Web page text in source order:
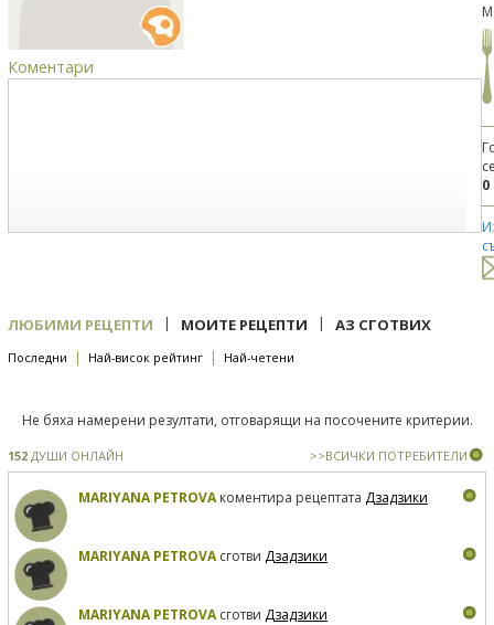
Коментари
0
ЛЮБИМИ РЕЦЕПТИ | МОИТЕ РЕЦЕПТИ | АЗ СГОТВИХ
Последни | Най-висок рейтинг | Най-четени
Не бяха намерени резултати, отговарящи на посочените критерии.
152 ДУШИ ОНЛАЙН >>ВСИЧКИ ПОТРЕБИТЕЛИ
MARIYANA PETROVAкоментира рецептата Дзадзики
MARIYANA PETROVAсготви Дзадзики
MARIYANA PETROVAсготви Дзадзики